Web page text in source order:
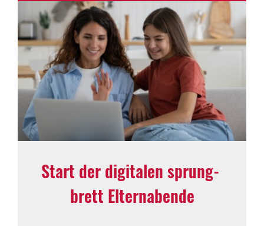
Start der digi­talen sprung­
brett Eltern­abende